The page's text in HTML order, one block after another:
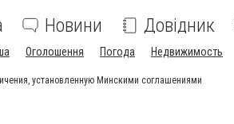
Новини Довідник
Оголошення Погода Недвижимость
установленную Минскими соглашениями